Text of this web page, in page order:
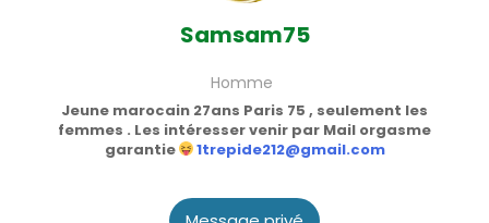
Samsam75
Homme
Jeune marocain 27ans Paris 75 , seulement les
femmes . Les intéresser venir par Mail orgasme
garantie
1trepide212@gmail.com